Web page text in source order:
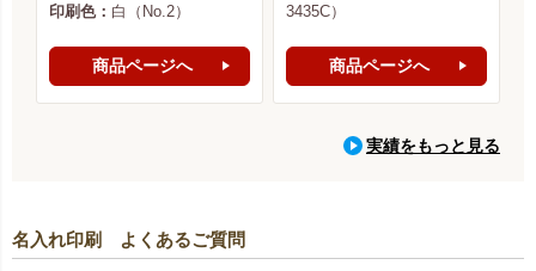
印刷色： 白（No.2）
商品ページへ
3435C）
商品ページへ
実績をもっと見る
名入れ印刷 よくあるご質問